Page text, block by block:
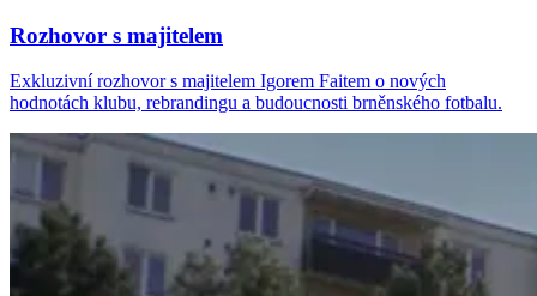
Rozhovor s majitelem
Exkluzivní rozhovor s majitelem Igorem Faitem o nových
hodnotách klubu, rebrandingu a budoucnosti brněnského fotbalu.